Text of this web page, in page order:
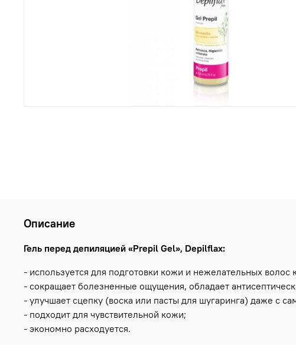
Описание
Гель перед депиляцией «Prepil Gel», Depilflax:
- используется для подготовки кожи и нежелательных волос
- сокращает болезненные ощущения, обладает
- улучшает сцепку (воска или пасты для шугаринга) даже с
- подходит для чувствительной кожи;
- экономно расходуется.